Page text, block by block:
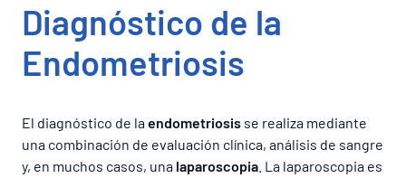
Diagnóstico de la
Endometriosis
El diagnóstico de laendometriosis se realiza mediante
una combinación de evaluación clínica, análisis de sangre
y, en muchos casos, una laparoscopia . La laparoscopia es